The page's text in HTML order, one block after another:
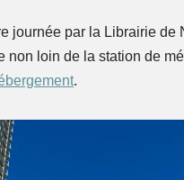
journée par la Librairie de
non loin de la station de
.